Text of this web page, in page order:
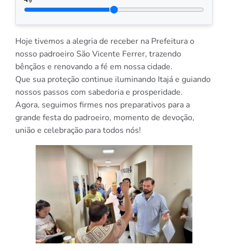
Hoje tivemos a alegria de receber na Prefeitura o
nosso padroeiro São Vicente Ferrer, trazendo
bênçãos e renovando a fé em nossa cidade.
Que sua proteção continue iluminando Itajá e guiando
nossos passos com sabedoria e prosperidade.
Agora, seguimos firmes nos preparativos para a
grande festa do padroeiro, momento de devoção,
união e celebração para todos nós!